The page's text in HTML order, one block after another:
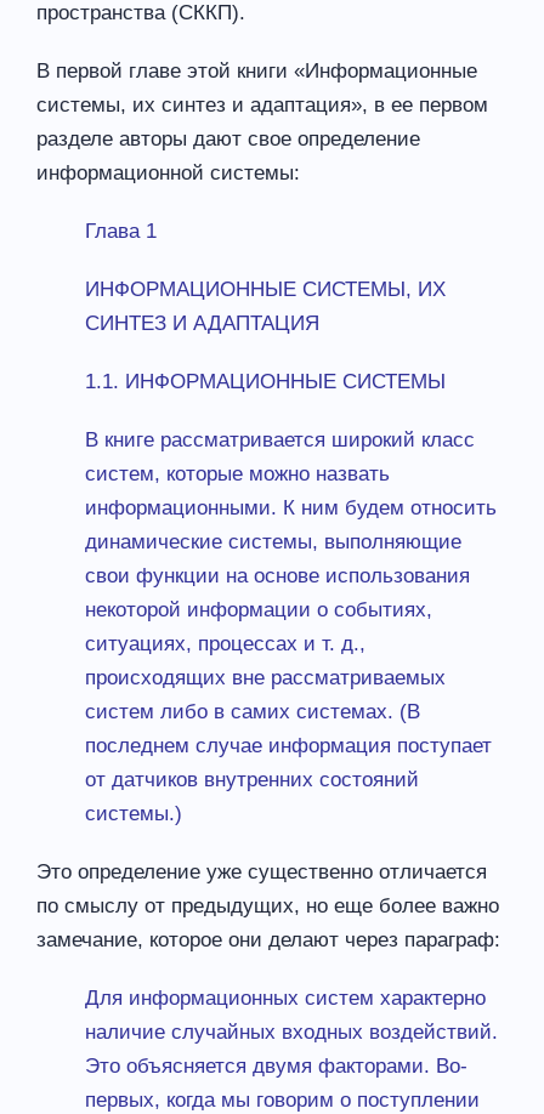
пространства (СККП).
В первой главе этой книги «Информационные
системы, их синтез и адаптация», в ее первом
разделе авторы дают свое определение
информационной системы:
Глава 1
ИНФОРМАЦИОННЫЕ СИСТЕМЫ, ИХ
СИНТЕЗ И АДАПТАЦИЯ
1.1. ИНФОРМАЦИОННЫЕ СИСТЕМЫ
В книге рассматривается широкий класс
систем, которые можно назвать
информационными. К ним будем относить
динамические системы, выполняющие
свои функции на основе использования
некоторой информации о событиях,
ситуациях, процессах и т. д.,
происходящих вне рассматриваемых
систем либо в самих системах. (В
последнем случае информация поступает
от датчиков внутренних состояний
системы.)
Это определение уже существенно отличается
по смыслу от предыдущих, но еще более важно
замечание, которое они делают через параграф:
Для информационных систем характерно
наличие случайных входных воздействий.
Это объясняется двумя факторами. Во-
первых, когда мы говорим о поступлении